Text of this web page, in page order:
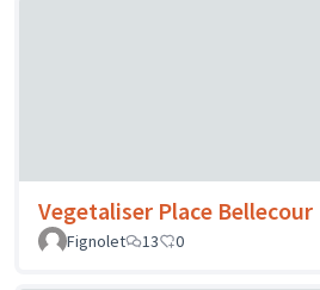
Vegetaliser Place Bellecour
Fignolet
13 0